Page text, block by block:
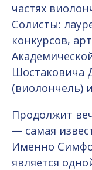
частях
Солисты:
конкурсов,
Шостаковича
(виолончель)
Продолжит
— самая
Именно
является